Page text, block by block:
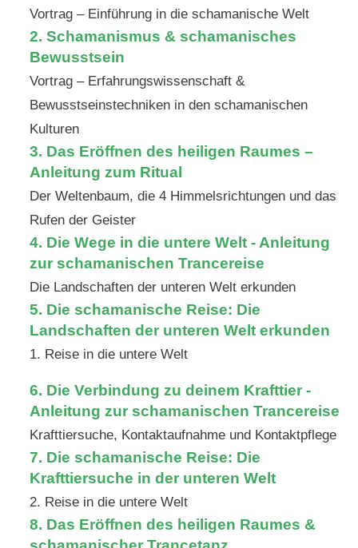
Vortrag – Einführung in die schamanische Welt
2. Schamanismus & schamanisches
Bewusstsein
Vortrag – Erfahrungswissenschaft &
Bewusstseinstechniken in den schamanischen
Kulturen
3. Das Eröffnen des heiligen Raumes –
Anleitung zum Ritual
Der Weltenbaum, die 4 Himmelsrichtungen und das
Rufen der Geister
4. Die Wege in die untere Welt - Anleitung
zur schamanischen Trancereise
Die Landschaften der unteren Welt erkunden
5. Die schamanische Reise: Die
Landschaften der unteren Welt erkunden
1. Reise in die untere Welt
6. Die Verbindung zu deinem Krafttier -
Anleitung zur schamanischen Trancereise
Krafttiersuche, Kontaktaufnahme und Kontaktpflege
7. Die schamanische Reise: Die
Krafttiersuche in der unteren Welt
2. Reise in die untere Welt
8. Das Eröffnen des heiligen Raumes &